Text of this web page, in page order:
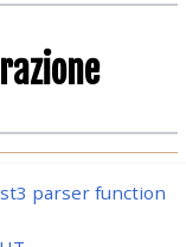
parser function